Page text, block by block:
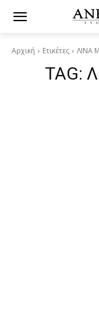
Αρχική Ετικέτες ΛΙΝΑ
TAG: